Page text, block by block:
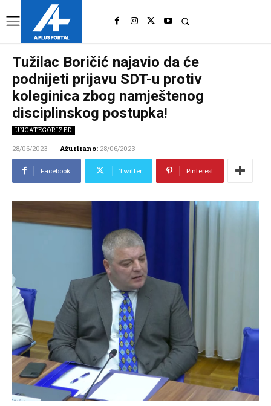
Tužilac Boričić najavio da će
podnijeti prijavu SDT-u protiv
koleginica zbog namještenog
disciplinskog postupka!
UNCATEGORIZED
28/06/2023 Ažurirano: 28/06/2023
Facebook Twitter Pinterest